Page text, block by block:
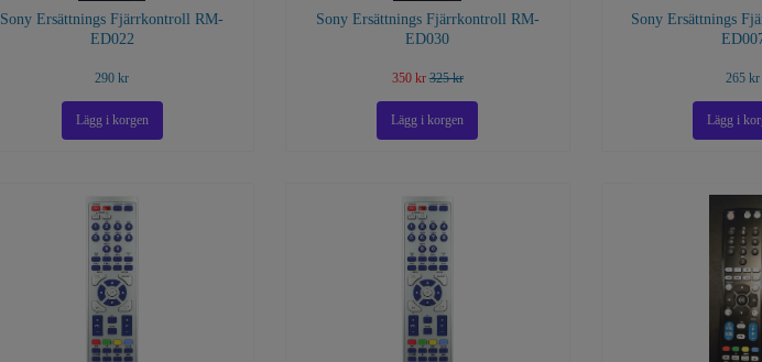
Sony Ersättnings Fjärrkontroll RM-
ED022
290 kr
Sony Ersättnings Fjärrkontroll RM-
ED030
350 kr 325 kr
Sony Ersättnings
265 kr